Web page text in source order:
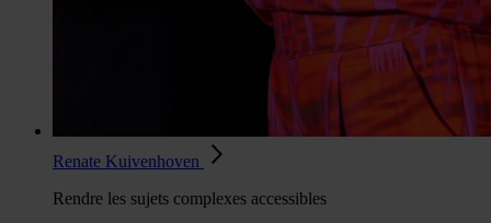
Renate Kuivenhoven
Rendre les sujets complexes accessibles